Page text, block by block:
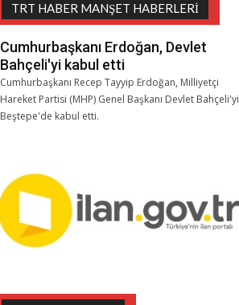
TRT HABER MANŞET HABERLERI
Cumhurbaşkanı Erdoğan, Devlet
Bahçeli'yi kabul etti
Cumhurbaşkanı Recep Tayyip Erdoğan, Milliyetçi
Hareket Partisi (MHP) Genel Başkanı Devlet Bahçeli'yi
Beştepe'de kabul etti.